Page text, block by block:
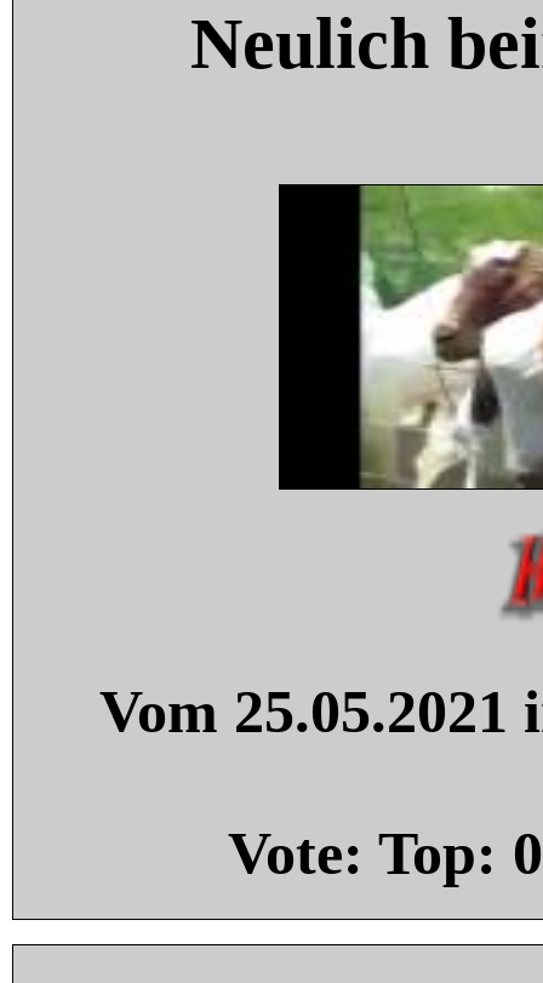
Neulich
Vom
Vote: Top: 0